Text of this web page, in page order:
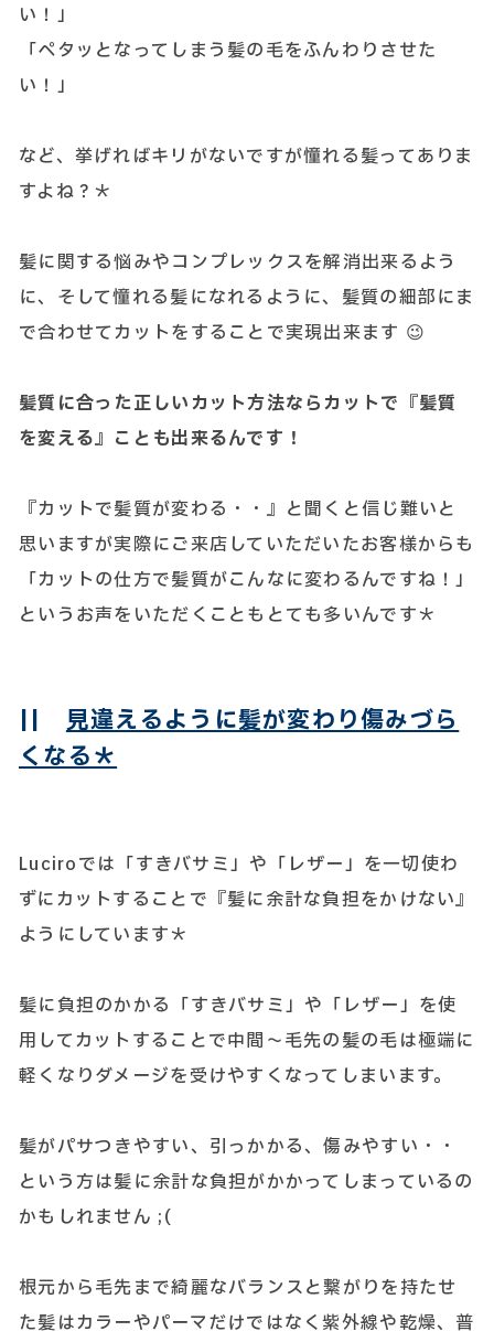
い！」
「ペタッとなってしまう髪の毛をふんわりさせた
い！」
など、挙げればキリがないですが憧れる髪ってありま
すよね？＊
髪に関する悩みやコンプレックスを解消出来るよう
に、そして憧れる髪になれるように、髪質の細部にま
で合わせてカットをすることで実現出来ます 😉
髪質に合った正しいカット方法ならカットで『髪質
を変える』ことも出来るんです！
『カットで髪質が変わる・・』と聞くと信じ難いと
思いますが実際にご来店していただいたお客様からも
「カットの仕方で髪質がこんなに変わるんですね！」
というお声をいただくこともとても多いんです＊
||見違えるように髪が変わり傷みづら
くなる＊
Luciroでは「すきバサミ」や「レザー」を一切使わ
ずにカットすることで『髪に余計な負担をかけない』
ようにしています＊
髪に負担のかかる「すきバサミ」や「レザー」を使
用してカットすることで中間～毛先の髪の毛は極端に
軽くなりダメージを受けやすくなってしまいます。
髪がパサつきやすい、引っかかる、傷みやすい・・
という方は髪に余計な負担がかかってしまっているの
かもしれません ;(
根元から毛先まで綺麗なバランスと繋がりを持たせ
た髪はカラーやパーマだけではなく紫外線や乾燥、普